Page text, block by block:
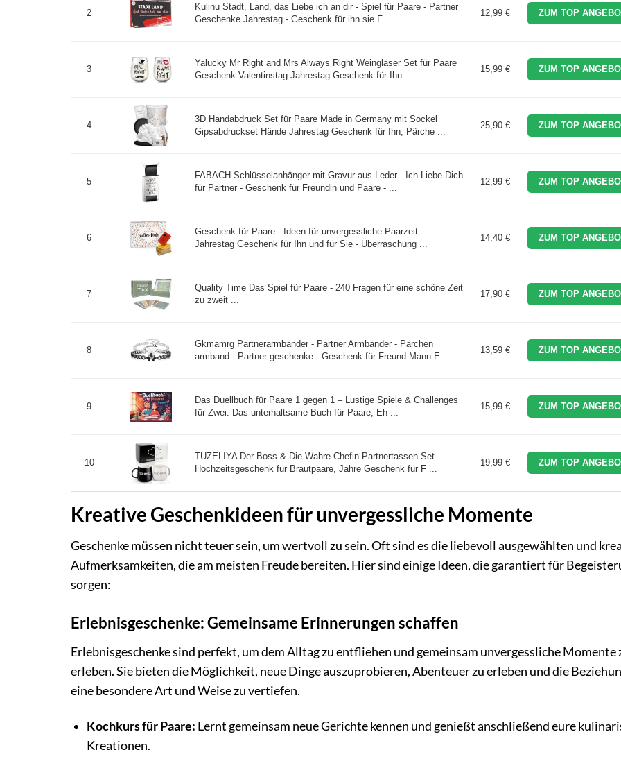
2
Kulinu Stadt, Land, das Liebe ich an dir - Spiel für Paare - Partner
Geschenke Jahrestag - Geschenk für ihn sie F ...
12,99 € ZUM TOP
3
Yalucky Mr Right and Mrs Always Right Weingläser Set für Paare
Geschenk Valentinstag Jahrestag Geschenk für Ihn ...
15,99 € ZUM TOP
4
3D Handabdruck Set für Paare Made in Germany mit Sockel
Gipsabdruckset Hände Jahrestag Geschenk für Ihn, Pärche ...
25,90 € ZUM TOP
5
FABACH Schlüsselanhänger mit Gravur aus Leder - Ich Liebe Dich
für Partner - Geschenk für Freundin und Paare - ...
12,99 € ZUM TOP
6
Geschenk für Paare - Ideen für unvergessliche Paarzeit -
Jahrestag Geschenk für Ihn und für Sie - Überraschung ...
14,40 € ZUM TOP
7
Quality Time Das Spiel für Paare - 240 Fragen für eine schöne Zeit
zu zweit ...
17,90 € ZUM TOP
8
Gkmamrg Partnerarmbänder - Partner Armbänder - Pärchen
armband - Partner geschenke - Geschenk für Freund Mann E ...
13,59 € ZUM TOP
9
Das Duellbuch für Paare 1 gegen 1 – Lustige Spiele & Challenges
für Zwei: Das unterhaltsame Buch für Paare, Eh ...
15,99 € ZUM TOP
10
TUZELIYA Der Boss & Die Wahre Chefin Partnertassen Set –
Hochzeitsgeschenk für Brautpaare, Jahre Geschenk für F ...
19,99 € ZUM TOP
Kreative Geschenkideen für unvergessliche Momente
Geschenke müssen nicht teuer sein, um wertvoll zu sein. Oft sind es die liebevoll ausgewählten und
Aufmerksamkeiten, die am meisten Freude bereiten. Hier sind einige Ideen, die garantiert für
sorgen:
Erlebnisgeschenke: Gemeinsame Erinnerungen schaffen
Erlebnisgeschenke sind perfekt, um dem Alltag zu entfliehen und gemeinsam unvergessliche Momente
erleben. Sie bieten die Möglichkeit, neue Dinge auszuprobieren, Abenteuer zu erleben und die
eine besondere Art und Weise zu vertiefen.
Kochkurs für Paare: Lernt gemeinsam neue Gerichte kennen und genießt anschließend eure
Kreationen.